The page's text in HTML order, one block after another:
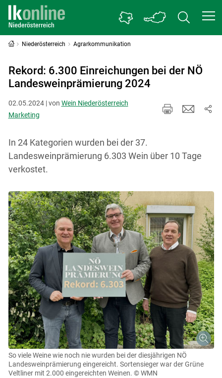
Niederösterreich Agrarkommunikation
Rekord: 6.300 Einreichungen bei der NÖ
Landesweinprämierung 2024
02.05.2024 | von Wein Niederösterreich
Marketing
In 24 Kategorien wurden bei der 37.
Landesweinprämierung 6.303 Wein über 10 Tage
verkostet.
So viele Weine wie noch nie wurden bei der diesjährigen NÖ
Landesweinprämierung eingereicht. Sortensieger war der Grüne
Veltliner mit 2.000 eingereichten Weinen. © WMN